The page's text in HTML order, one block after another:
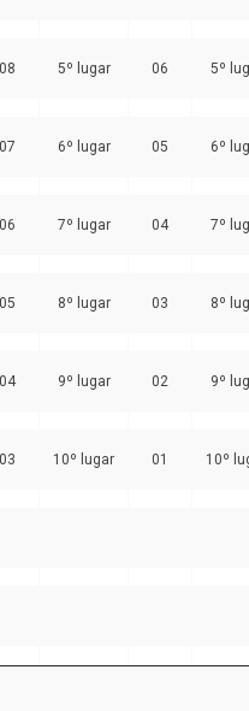
08 5º lugar 06 5º
07 6º lugar 05 6º
06 7º lugar 04 7º
05 8º lugar 03 8º
04 9º lugar 02 9º
03 10º lugar 01 10º